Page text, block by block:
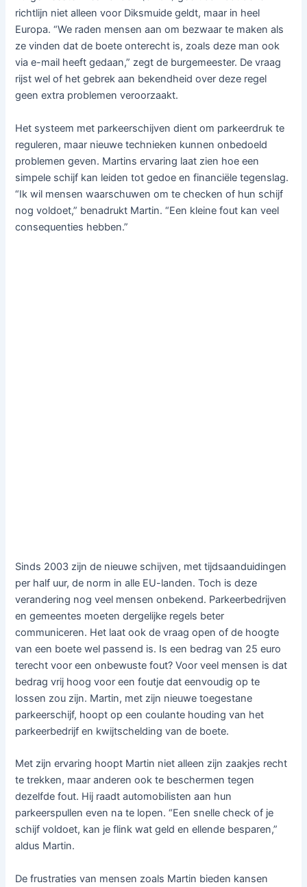
richtlijn niet alleen voor Diksmuide geldt, maar in heel
Europa. “We raden mensen aan om bezwaar te maken als
ze vinden dat de boete onterecht is, zoals deze man ook
via e-mail heeft gedaan,” zegt de burgemeester. De vraag
rijst wel of het gebrek aan bekendheid over deze regel
geen extra problemen veroorzaakt.
Het systeem met parkeerschijven dient om parkeerdruk te
reguleren, maar nieuwe technieken kunnen onbedoeld
problemen geven. Martins ervaring laat zien hoe een
simpele schijf kan leiden tot gedoe en financiële tegenslag.
“Ik wil mensen waarschuwen om te checken of hun schijf
nog voldoet,” benadrukt Martin. “Een kleine fout kan veel
consequenties hebben.”
Sinds 2003 zijn de nieuwe schijven, met tijdsaanduidingen
per half uur, de norm in alle EU-landen. Toch is deze
verandering nog veel mensen onbekend. Parkeerbedrijven
en gemeentes moeten dergelijke regels beter
communiceren. Het laat ook de vraag open of de hoogte
van een boete wel passend is. Is een bedrag van 25 euro
terecht voor een onbewuste fout? Voor veel mensen is dat
bedrag vrij hoog voor een foutje dat eenvoudig op te
lossen zou zijn. Martin, met zijn nieuwe toegestane
parkeerschijf, hoopt op een coulante houding van het
parkeerbedrijf en kwijtschelding van de boete.
Met zijn ervaring hoopt Martin niet alleen zijn zaakjes recht
te trekken, maar anderen ook te beschermen tegen
dezelfde fout. Hij raadt automobilisten aan hun
parkeerspullen even na te lopen. “Een snelle check of je
schijf voldoet, kan je flink wat geld en ellende besparen,”
aldus Martin.
De frustraties van mensen zoals Martin bieden kansen